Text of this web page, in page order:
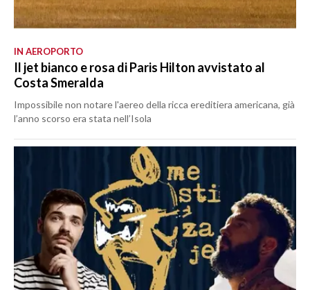
IN AEROPORTO
Il jet bianco e rosa di Paris Hilton avvistato al
Costa Smeralda
Impossibile non notare l'aereo della ricca ereditiera americana, già
l’anno scorso era stata nell’Isola